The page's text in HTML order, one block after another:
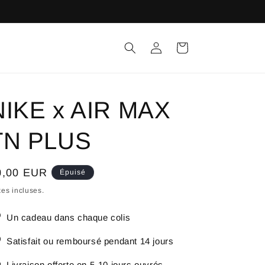
ConnexionPanier
x AIR MAX
PLUS
EUR Épuisé
incluses.
Un cadeau dans chaque colis
Satisfait ou remboursé pendant 14 jours